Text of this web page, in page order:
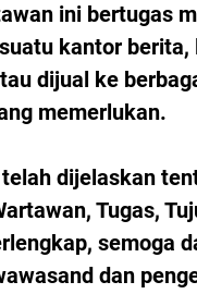
ini bertugas
kantor berita,
dijual ke
memerlukan.
dijelaskan
Tugas,
semoga
dan